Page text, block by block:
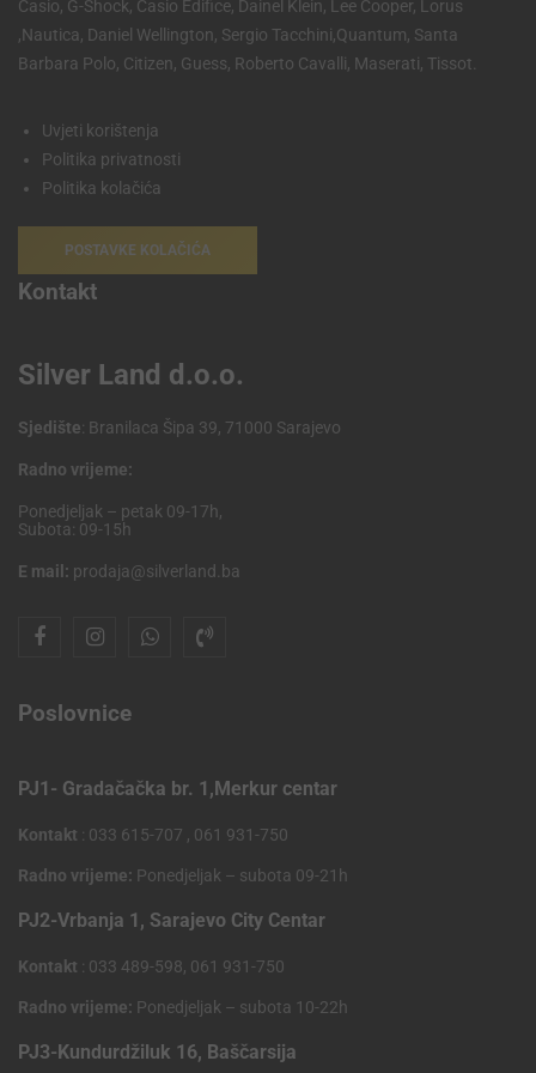
Casio, G-Shock, Casio Edifice, Dainel Klein, Lee Cooper, Lorus
,Nautica, Daniel Wellington, Sergio Tacchini,Quantum, Santa
Barbara Polo, Citizen, Guess, Roberto Cavalli, Maserati, Tissot.
Uvjeti korištenja
Politika privatnosti
Politika kolačića
POSTAVKE KOLAČIĆA
Kontakt
Silver Land d.o.o.
Sjedište: Branilaca Šipa 39, 71000 Sarajevo
Radno vrijeme:
Ponedjeljak – petak 09-17h,
Subota: 09-15h
E mail: prodaja@silverland.ba
Poslovnice
PJ1- Gradačačka br. 1,Merkur centar
Kontakt : 033 615-707 , 061 931-750
Radno vrijeme: Ponedjeljak – subota 09-21h
PJ2-Vrbanja 1, Sarajevo City Centar
Kontakt : 033 489-598, 061 931-750
Radno vrijeme: Ponedjeljak – subota 10-22h
PJ3-Kundurdžiluk 16, Baščarsija